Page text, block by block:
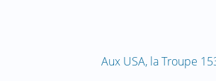
Aux USA, la Troupe